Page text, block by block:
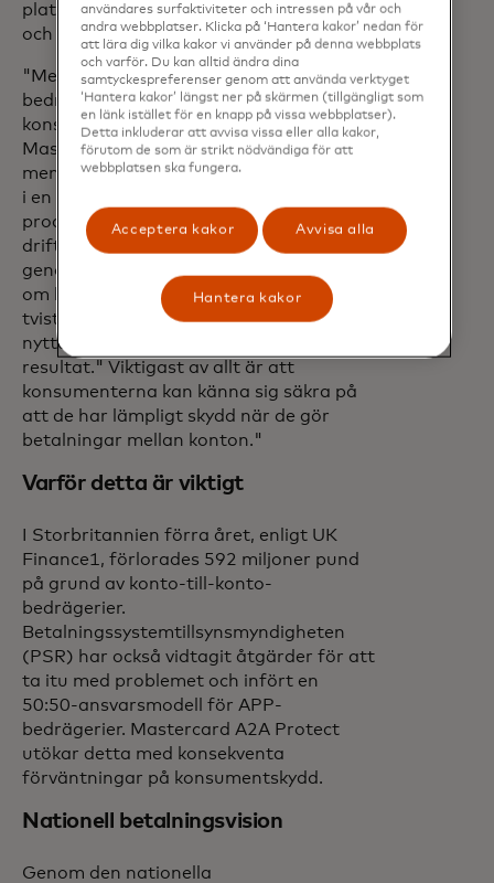
plattform, vilket minskar kostnaderna
och påskyndar lösningen.
"Med Fast A2A kommer snabbt
bedrägeri, och vi är skyldiga
konsumenterna att stå upp för dem."
Mastercard A2A Protect ger
meningsfulla fördelar till varje deltagare
i en transaktion, säger Jorn Lambert,
produktchef på Mastercard. "Det sänker
driftskostnaderna för finansinstitut
genom standardiserade realtidsinsikter
om bedrägerier och effektiviserad
tvistlösning, och alla deltagare drar
nytta av snabbare och mer förutsägbara
resultat." Viktigast av allt är att
konsumenterna kan känna sig säkra på
att de har lämpligt skydd när de gör
betalningar mellan konton."
Varför detta är viktigt
I Storbritannien förra året, enligt UK
Finance1, förlorades 592 miljoner pund
på grund av konto-till-konto-
bedrägerier.
Betalningssystemtillsynsmyndigheten
(PSR) har också vidtagit åtgärder för att
ta itu med problemet och infört en
50:50-ansvarsmodell för APP-
bedrägerier. Mastercard A2A Protect
utökar detta med konsekventa
förväntningar på konsumentskydd.
Nationell betalningsvision
Genom den nationella
användares surfaktiviteter och intressen på vår och
andra webbplatser. Klicka på ‘Hantera kakor’ nedan för
att lära dig vilka kakor vi använder på denna webbplats
och varför. Du kan alltid ändra dina
samtyckespreferenser genom att använda verktyget
‘Hantera kakor’ längst ner på skärmen (tillgängligt som
en länk istället för en knapp på vissa webbplatser).
Detta inkluderar att avvisa vissa eller alla kakor,
förutom de som är strikt nödvändiga för att
webbplatsen ska fungera.
Acceptera kakor Avvisa alla
Hantera kakor